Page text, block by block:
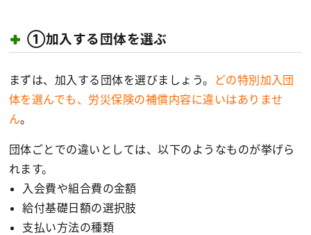
①加入する団体を選ぶ
まずは、加入する団体を選びましょう。
どの特別加入団
体を選んでも、労災保険の補償内容に違いはありませ
ん。
団体ごとでの違いとしては、以下のようなものが挙げら
れます。
入会費や組合費の金額
給付基礎日額の選択肢
支払い方法の種類